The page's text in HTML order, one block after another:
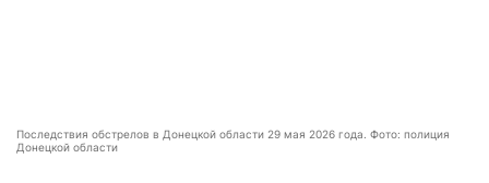
Последствия обстрелов в Донецкой области 29 мая 2026 года. Фото: полиция
Донецкой области